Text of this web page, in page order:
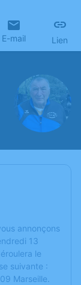
E-mail Lien
annonçons
13
le
suivante :
Marseille.